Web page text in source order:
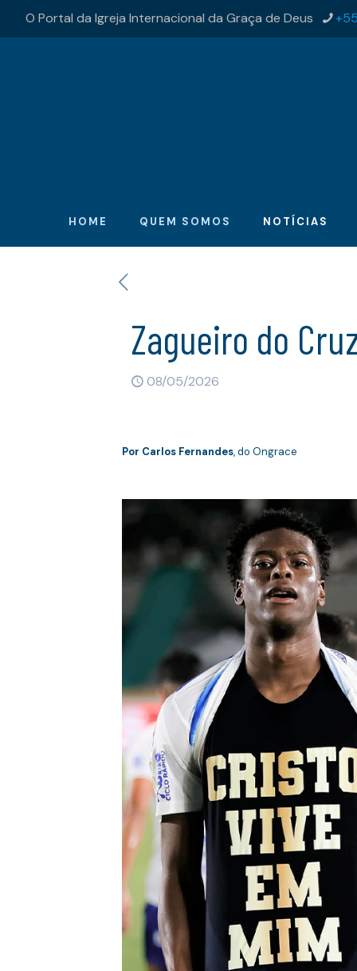
O Portal da Igreja Internacional da Graça de Deus
HOME QUEM SOMOS NOTÍCIAS
Zagueiro do
08/05/2026
Por Carlos Fernandes, do Ongrace